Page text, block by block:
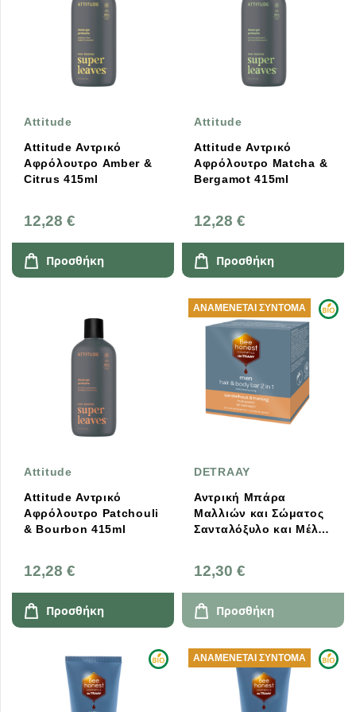
Attitude
Attitude Αντρικό
Αφρόλουτρο Amber &
Citrus 415ml
12,28 €
Προσθήκη
Attitude
Attitude Αντρικό
Αφρόλουτρο Matcha &
Bergamot 415ml
12,28 €
Προσθήκη
Attitude
Attitude Αντρικό
Αφρόλουτρο Patchouli
& Bourbon 415ml
12,28 €
Προσθήκη
DETRAAY
Αντρική Μπάρα
Μαλλιών και Σώματος
Σανταλόξυλο και Μέλι
12,30 €
ΑΝΑΜΈΝΕΤΑΙ ΣΎΝΤΟΜΑ
Προσθήκη
ΑΝΑΜΈΝΕΤΑΙ ΣΎΝΤΟΜΑ